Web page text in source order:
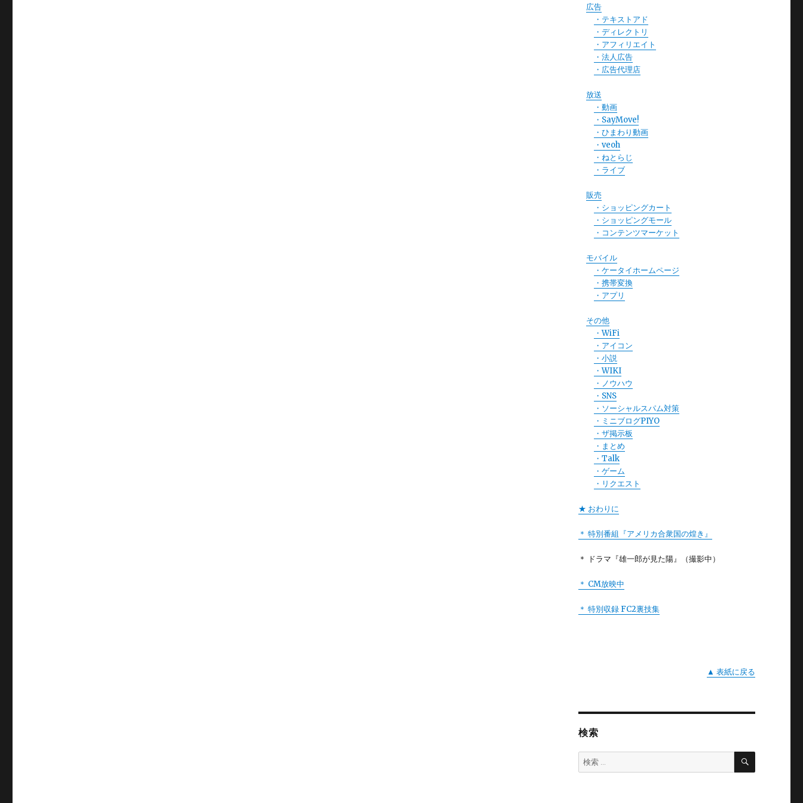
広告
・テキストアド
・ディレクトリ
・アフィリエイト
・法人広告
・広告代理店
放送
・動画
・SayMove!
・ひまわり動画
・veoh
・ねとらじ
・ライブ
販売
・ショッピングカート
・ショッピングモール
・コンテンツマーケット
モバイル
・ケータイホームページ
・携帯変換
・アプリ
その他
・WiFi
・アイコン
・小説
・WIKI
・ノウハウ
・SNS
・ソーシャルスパム対策
・ミニブログPIYO
・ザ掲示板
・まとめ
・Talk
・ゲーム
・リクエスト
★ おわりに
＊ 特別番組『アメリカ合衆国の煌き』
＊ ドラマ『雄一郎が見た陽』（撮影中）
＊ CM放映中
＊ 特別収録 FC2裏技集
▲ 表紙に戻る
検索
検
索:
検